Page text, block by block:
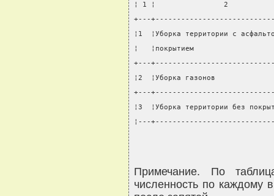
¦ 1 ¦                2
+---
¦1  ¦Уборка территории с
¦   ¦покрытием
+---
¦2  ¦Уборка газонов
+---
¦3  ¦Уборка территории без
¦---
Примечание. По
численность по каждому